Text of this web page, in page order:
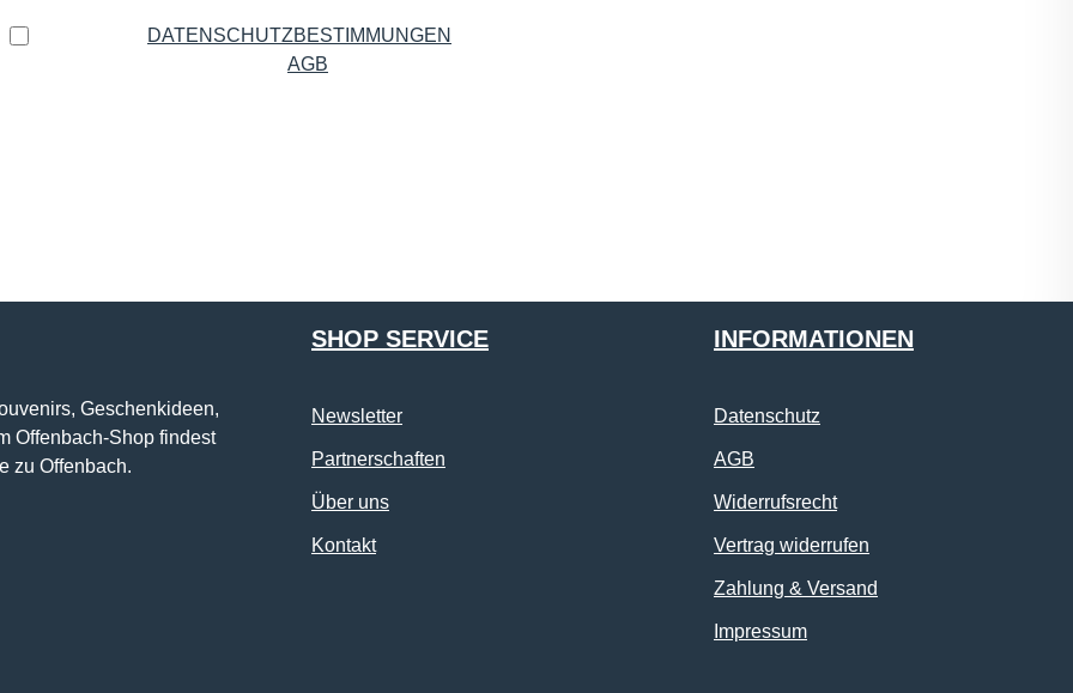
DATENSCHUTZBESTIMMUNGEN
AGB
Geschenkideen,
Offenbach-Shop findest
zu Offenbach.
SHOP SERVICE
Newsletter
Partnerschaften
Über uns
Kontakt
INFORMATIONEN
Datenschutz
AGB
Widerrufsrecht
Vertrag widerrufen
Zahlung & Versand
Impressum